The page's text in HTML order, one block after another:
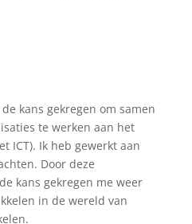
kans gekregen om samen
te werken aan het
ICT). Ik heb gewerkt aan
Door deze
kans gekregen me weer
in de wereld van